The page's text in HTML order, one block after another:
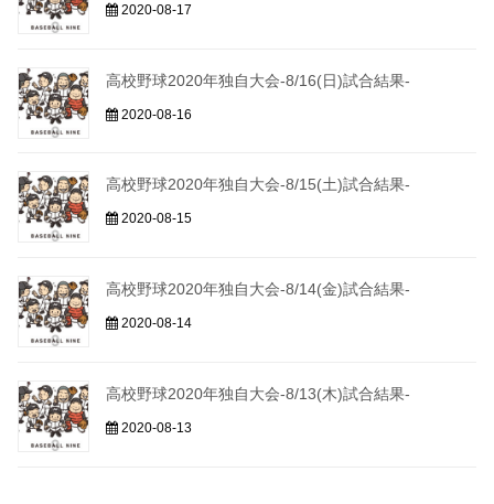
2020-08-17
高校野球2020年独自大会-8/16(日)試合結果-
2020-08-16
高校野球2020年独自大会-8/15(土)試合結果-
2020-08-15
高校野球2020年独自大会-8/14(金)試合結果-
2020-08-14
高校野球2020年独自大会-8/13(木)試合結果-
2020-08-13